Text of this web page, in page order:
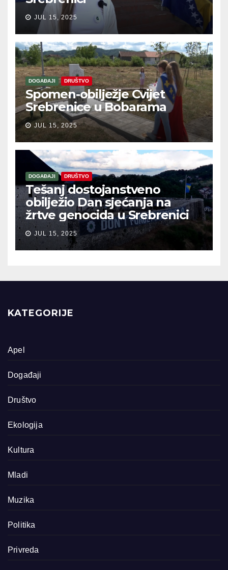
JUL 15, 2025
DOGAĐAJI DRUŠTVO
Spomen-obilježje Cvijet
Srebrenice u Bobarama
JUL 15, 2025
DOGAĐAJI DRUŠTVO
Tešanj dostojanstveno
obilježio Dan sjećanja na
žrtve genocida u Srebrenici
JUL 15, 2025
KATEGORIJE
Apel
Događaji
Društvo
Ekologija
Kultura
Mladi
Muzika
Politika
Privreda